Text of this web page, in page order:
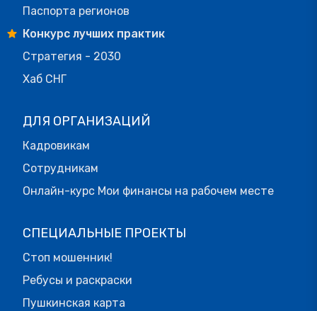
Паспорта регионов
Конкурс лучших практик
Стратегия - 2030
Хаб СНГ
ДЛЯ ОРГАНИЗАЦИЙ
Кадровикам
Сотрудникам
Онлайн-курс Мои финансы на рабочем месте
СПЕЦИАЛЬНЫЕ ПРОЕКТЫ
Стоп мошенник!
Ребусы и раскраски
Пушкинская карта